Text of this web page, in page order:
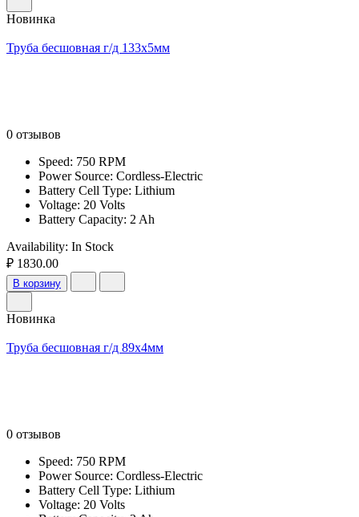
Новинка
Труба бесшовная г/д 133х5мм
0 отзывов
Speed: 750 RPM
Power Source: Cordless-Electric
Battery Cell Type: Lithium
Voltage: 20 Volts
Battery Capacity: 2 Ah
Availability: In Stock
₽ 1830.00
В корзину
Новинка
Труба бесшовная г/д 89х4мм
0 отзывов
Speed: 750 RPM
Power Source: Cordless-Electric
Battery Cell Type: Lithium
Voltage: 20 Volts